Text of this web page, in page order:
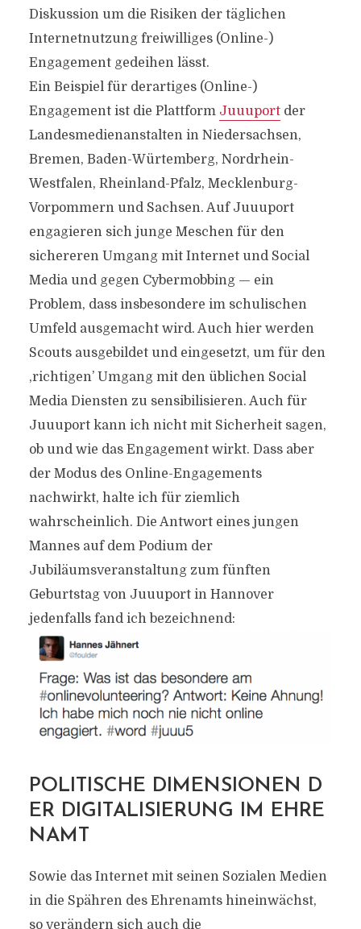
Diskussion um die Risiken der täglichen
Internetnutzung freiwilliges (Online-)
Engagement gedeihen lässt.
Ein Beispiel für derartiges (Online-)
Engagement ist die Plattform Juuuportder
Landesmedienanstalten in Niedersachsen,
Bremen, Baden-Würtemberg, Nordrhein-
Westfalen, Rheinland-Pfalz, Mecklenburg-
Vorpommern und Sachsen. Auf Juuuport
engagieren sich junge Meschen für den
sichereren Umgang mit Internet und Social
Media und gegen Cybermobbing — ein
Problem, dass insbesondere im schulischen
Umfeld ausgemacht wird. Auch hier werden
Scouts ausgebildet und eingesetzt, um für den
‚richtigen’ Umgang mit den üblichen Social
Media Diensten zu sensibilisieren. Auch für
Juuuport kann ich nicht mit Sicherheit sagen,
ob und wie das Engagement wirkt. Dass aber
der Modus des Online-Engagements
nachwirkt, halte ich für ziemlich
wahrscheinlich. Die Antwort eines jungen
Mannes auf dem Podium der
Jubiläumsveranstaltung zum fünften
Geburtstag von Juuuport in Hannover
jedenfalls fand ich bezeichnend:
POLITISCHE DIMENSIONEN D
ER DIGITALISIERUNG IM EHRE
NAMT
Sowie das Internet mit seinen Sozialen Medien
in die Spähren des Ehrenamts hineinwächst,
so verändern sich auch die